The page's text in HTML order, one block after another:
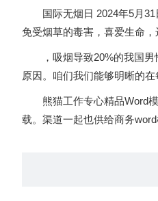
国际无烟日 2024年5月31
免受烟草的毒害，喜爱生命
，吸烟导致20%的我国男性
原因。咱们我们能够明晰的在
熊猫工作专心精品Word模
载。渠道一起也供给商务